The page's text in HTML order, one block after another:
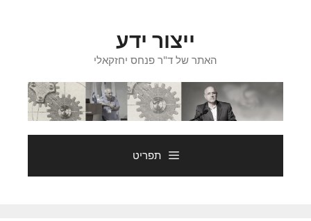
ייצור ידע
האתר של ד"ר פנחס יחזקאלי
תפריט